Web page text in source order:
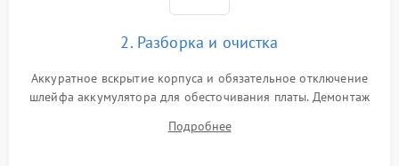
2. Разборка и очистка
Аккуратное вскрытие корпуса и обязательное отключение
шлейфа аккумулятора для обесточивания платы. Демонтаж
высохшей термопасты с кристаллов чипов.
Подробнее